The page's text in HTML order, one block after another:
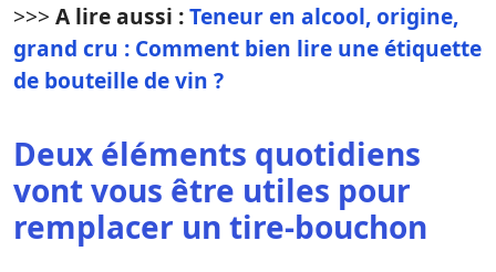
>>> A lire aussi :Teneur en alcool, origine,
grand cru : Comment bien lire une étiquette
de bouteille de vin ?
Deux éléments quotidiens
vont vous être utiles pour
remplacer un tire-bouchon